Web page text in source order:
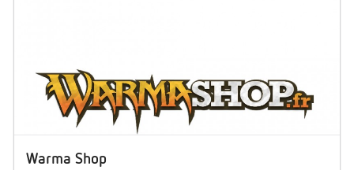
Warma Shop